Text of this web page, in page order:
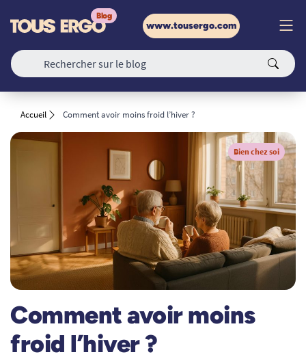
www.tousergo.com
Accueil Comment avoir moins froid l’hiver ?
Comment avoir moins
froid l’hiver ?
Bien chez soi